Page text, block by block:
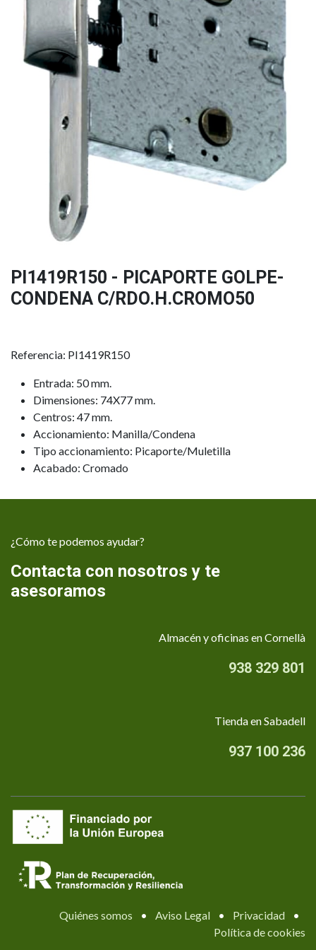
PI1419R150 - PICAPORTE GOLPE-
CONDENA C/RDO.H.CROMO50
Referencia: PI1419R150
Entrada: 50 mm.
Dimensiones: 74X77 mm.
Centros: 47 mm.
Accionamiento: Manilla/Condena
Tipo accionamiento: Picaporte/Muletilla
Acabado: Cromado
¿Cómo te podemos ayudar?
Contacta con nosotros y te
asesoramos
Almacén y oficinas en Cornellà
938 329 801
Tienda en Sabadell
937 100 236
Quiénes somos • Aviso Legal • Privacidad
•
Política de cookies